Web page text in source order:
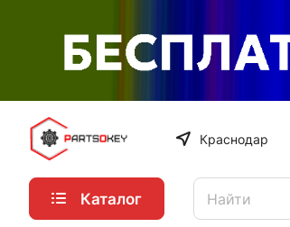
Краснодар
Каталог